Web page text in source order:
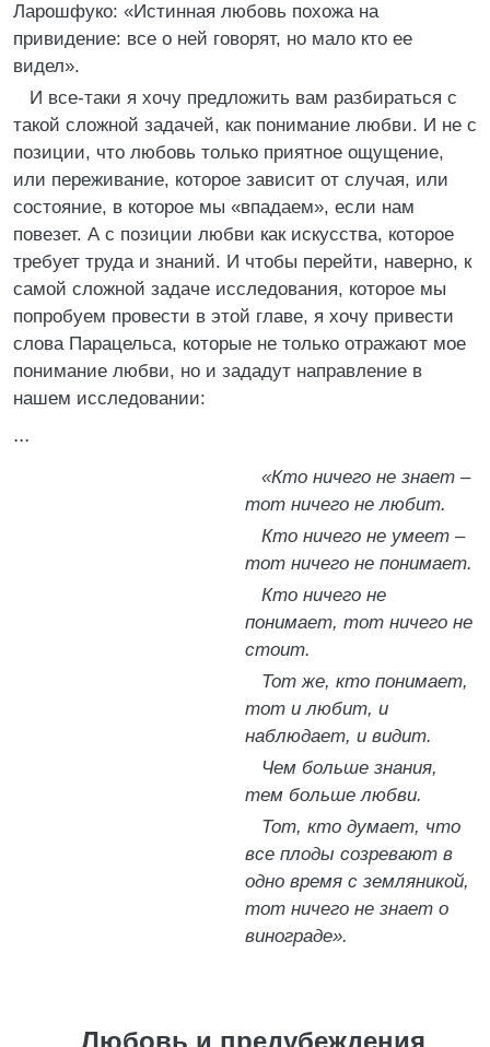
Ларошфуко: «Истинная любовь похожа на
привидение: все о ней говорят, но мало кто ее
видел».
И все-таки я хочу предложить вам разбираться с
такой сложной задачей, как понимание любви. И не с
позиции, что любовь только приятное ощущение,
или переживание, которое зависит от случая, или
состояние, в которое мы «впадаем», если нам
повезет. А с позиции любви как искусства, которое
требует труда и знаний. И чтобы перейти, наверно, к
самой сложной задаче исследования, которое мы
попробуем провести в этой главе, я хочу привести
слова Парацельса, которые не только отражают мое
понимание любви, но и зададут направление в
нашем исследовании:
...
«Кто ничего не знает –
тот ничего не любит.
Кто ничего не умеет –
тот ничего не понимает.
Кто ничего не
понимает, тот ничего не
стоит.
Тот же, кто понимает,
тот и любит, и
наблюдает, и видит.
Чем больше знания,
тем больше любви.
Тот, кто думает, что
все плоды созревают в
одно время с земляникой,
тот ничего не знает о
винограде».
Любовь и предубеждения